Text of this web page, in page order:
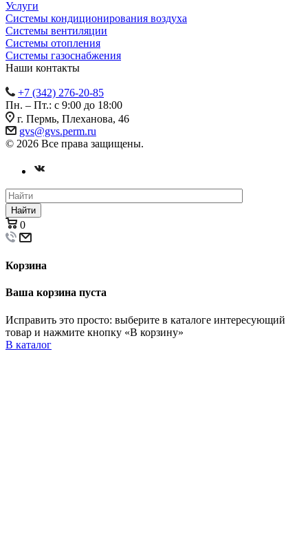
Услуги
Системы кондиционирования воздуха
Системы вентиляции
Системы отопления
Системы газоснабжения
Наши контакты
+7 (342) 276-20-85
Пн. – Пт.: с 9:00 до 18:00
г. Пермь, Плеханова, 46
gvs@gvs.perm.ru
© 2026 Все права защищены.
Найти
0
Корзина
Ваша корзина пуста
Исправить это просто: выберите в каталоге интересующий
товар и нажмите кнопку «В корзину»
В каталог